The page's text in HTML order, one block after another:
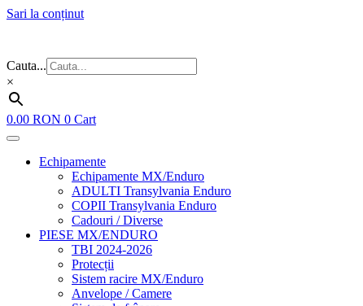
Sari la conținut
Cauta...
×
0.00 RON 0 Cart
Echipamente
Echipamente MX/Enduro
ADULTI Transylvania Enduro
COPII Transylvania Enduro
Cadouri / Diverse
PIESE MX/ENDURO
TBI 2024-2026
Protecții
Sistem racire MX/Enduro
Anvelope / Camere